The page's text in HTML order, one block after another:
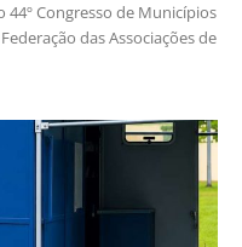
44º Congresso de Municípios
das Associações de